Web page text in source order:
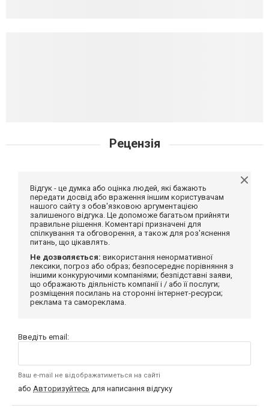
Рецензія
Відгук - це думка або оцінка людей, які бажають
передати досвід або враження іншим користувачам
нашого сайту з обов'язковою аргументацією
залишеного відгука. Це допоможе багатьом прийняти
правильне рішення. Коментарі призначені для
спілкування та обговорення, а також для роз'яснення
питань, що цікавлять.
Не дозволяється: використання ненормативної
лексики, погроз або образ; безпосереднє порівняння з
іншими конкуруючими компаніями; безпідставні заяви,
що ображають діяльність компанії і / або її послуги;
розміщення посилань на сторонні інтернет-ресурси;
реклама та самореклама.
Введіть email:
Ваш e-mail не відображатиметься на сайті
або Авторизуйтесь для написання відгуку